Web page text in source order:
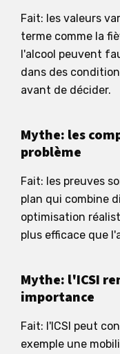
Fait: les valeurs
terme comme la
l'alcool peuvent
dans des
avant de décider.
Mythe: les
problème
Fait: les preuves
plan qui combine
optimisation
plus efficace que
Mythe: l'ICSI
importance
Fait: l'ICSI peut
exemple une